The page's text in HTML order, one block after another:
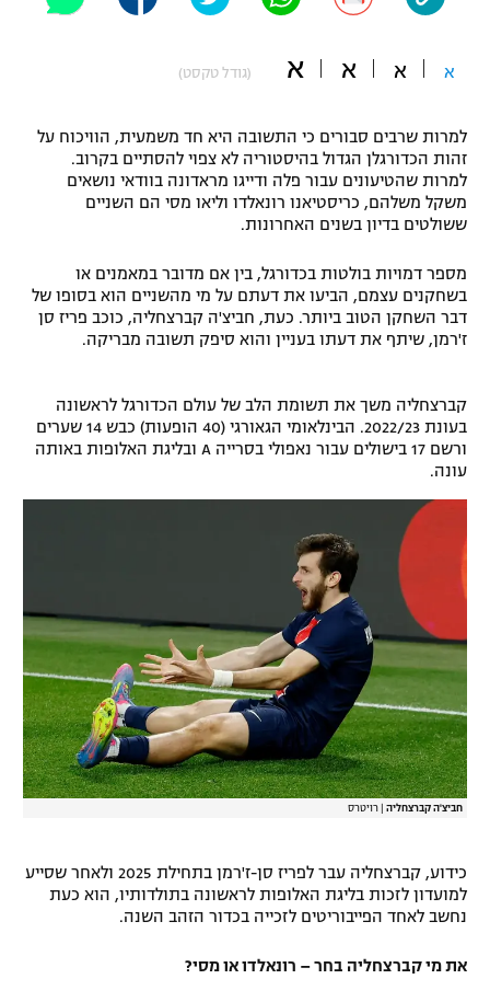
תקנון משתתפים וזוכים בפרסים
תקנון עבור פעילות אלקטרה
תקנון עבור פעילות ספורט 1 – "מרלן"
טניס
תנאי שימוש
מדיניות פרטיות
תקנון פעילות ספורט 1
רשיון להקרנה פומבית לבית עסק
הצטרפות לחבילת הערוצים
לוח דרושים – ג'ובנט
תגיות
המגזין
כדורמים
פוטבול אמריקאי NFL
ספורט אתגרי ואקסטרים
גיימינג E-Sports
א א א א (גודל טקסט)
למרות שרבים סבורים כי התשובה היא חד משמעית, הוויכוח על
זהות הכדורגלן הגדול בהיסטוריה לא צפוי להסתיים בקרוב.
למרות שהטיעונים עבור פלה ודייגו מראדונה בוודאי נושאים
משקל משלהם, כריסטיאנו רונאלדו וליאו מסי הם השניים
ששולטים בדיון בשנים האחרונות.
מספר דמויות בולטות בכדורגל, בין אם מדובר במאמנים או
בשחקנים עצמם, הביעו את דעתם על מי מהשניים הוא בסופו של
דבר השחקן הטוב ביותר. כעת, חביצ'ה קברצחליה, כוכב פריז סן
ז'רמן, שיתף את דעתו בעניין והוא סיפק תשובה מבריקה.
קברצחליה משך את תשומת הלב של עולם הכדורגל לראשונה
בעונת 2022/23. הבינלאומי הגאורגי (40 הופעות) כבש 14 שערים
ורשם 17 בישולים עבור נאפולי בסרייה A ובליגת האלופות באותה
עונה.
חביצ'ה קברצחליה רויטרס
כידוע, קברצחליה עבר לפריז סן-ז'רמן בתחילת 2025 ולאחר שסייע
למועדון לזכות בליגת האלופות לראשונה בתולדותיו, הוא כעת
נחשב לאחד הפייבוריטים לזכייה בכדור הזהב השנה.
את מי קברצחליה בחר – רונאלדו או מסי?